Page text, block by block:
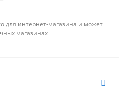
для интернет-магазина и может
магазинах